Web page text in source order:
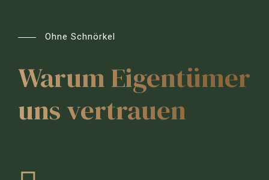
Ohne Schnörkel
Warum Eigentümer
uns vertrauen